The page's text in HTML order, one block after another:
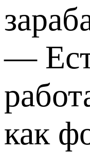
—
как